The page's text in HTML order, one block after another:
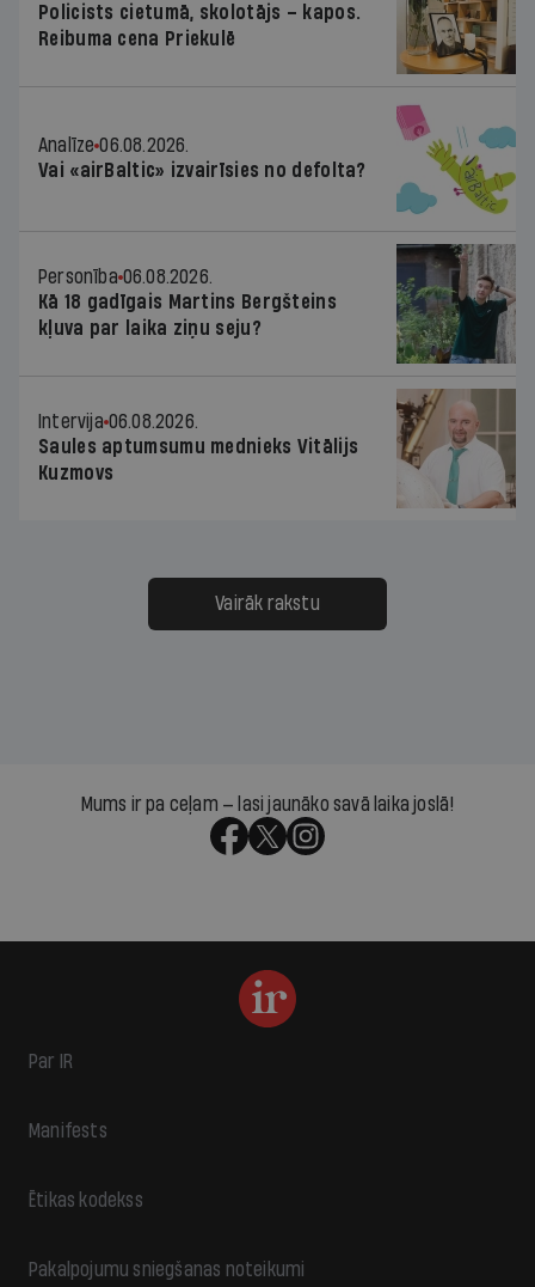
Policists cietumā, skolotājs – kapos.
Reibuma cena Priekulē
Analīze 06.08.2026.
Vai «airBaltic» izvairīsies no defolta?
Personība 06.08.2026.
Kā 18 gadīgais Martins Bergšteins
kļuva par laika ziņu seju?
Intervija 06.08.2026.
Saules aptumsumu mednieks Vitālijs
Kuzmovs
Vairāk rakstu
Mums ir pa ceļam — lasi jaunāko savā laika joslā!
Par IR
Manifests
Ētikas kodekss
Pakalpojumu sniegšanas noteikumi